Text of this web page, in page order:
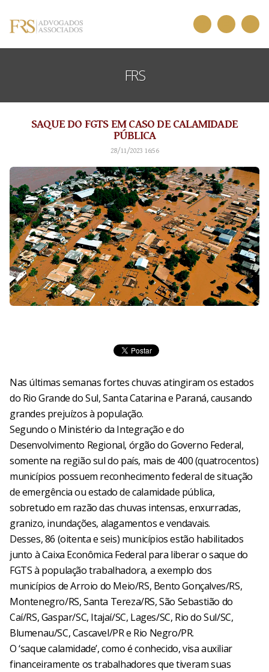
FRS
SAQUE DO FGTS EM CASO DE CALAMIDADE
PÚBLICA
28/11/2023 16:56
Nas últimas semanas fortes chuvas atingiram os estados
do Rio Grande do Sul, Santa Catarina e Paraná, causando
grandes prejuízos à população.
Segundo o Ministério da Integração e do
Desenvolvimento Regional, órgão do Governo Federal,
somente na região sul do país, mais de 400 (quatrocentos)
municípios possuem reconhecimento federal de situação
de emergência ou estado de calamidade pública,
sobretudo em razão das chuvas intensas, enxurradas,
granizo, inundações, alagamentos e vendavais.
Desses, 86 (oitenta e seis) municípios estão habilitados
junto à Caixa Econômica Federal para liberar o saque do
FGTS à população trabalhadora, a exemplo dos
municípios de Arroio do Meio/RS, Bento Gonçalves/RS,
Montenegro/RS, Santa Tereza/RS, São Sebastião do
Caí/RS, Gaspar/SC, Itajaí/SC, Lages/SC, Rio do Sul/SC,
Blumenau/SC, Cascavel/PR e Rio Negro/PR.
O ‘saque calamidade’, como é conhecido, visa auxiliar
financeiramente os trabalhadores que tiveram suas